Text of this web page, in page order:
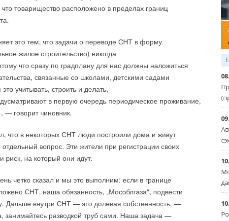
товарищество расположено в пределах границ
это тем, что задачи о переводе СНТ в форму
жилое строительство) никогда
что сразу по градплану для нас должны наложиться
связанные со школами, детскими садами
учитывать, строить и делать,
в первую очередь периодическое проживание,
— говорит чиновник.
что в некоторых СНТ люди построили дома и живут
отдельный вопрос. Эти жители при регистрации своих
риск, на который они идут.
четко сказал и мы это выполним: если в границе
СНТ, наша обязанность, „Мособлгаза“, подвести
Дальше внутри СНТ — это долевая собственность, —
занимайтесь разводкой труб сами. Наша задача —
актива в современный энергетический и
парк. Также Uniper продолжит изучение
компании Shell Energy и площадку Chemicals
и Годорфе.
что водородная энергетика реальна
сделать водородную экономику реальностью”, —
Shell Hydrogen Пол Богерс.
производство “голубого” водорода вряд ли начнется в
“Я бы сказал, что масштабирование водородной энергетики
2030 года. Это очень похоже на отрасль сжиженного
Кроме того, чиллеры Ciatcooler и Dynaciat, сухие
были поставлены в сверхмалошумном и
VRF-системы